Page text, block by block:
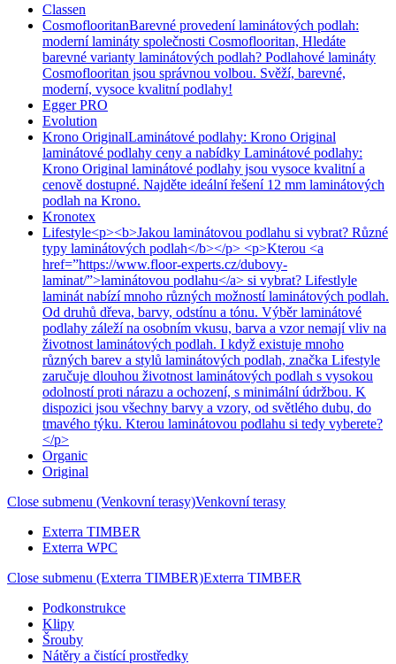
Classen
CosmoflooritanBarevné provedení laminátových podlah:
moderní lamináty společnosti Cosmoflooritan, Hledáte
barevné varianty laminátových podlah? Podlahové lamináty
Cosmoflooritan jsou správnou volbou. Svěží, barevné,
moderní, vysoce kvalitní podlahy!
Egger PRO
Evolution
Krono OriginalLaminátové podlahy: Krono Original
laminátové podlahy ceny a nabídky Laminátové podlahy:
Krono Original laminátové podlahy jsou vysoce kvalitní a
cenově dostupné. Najděte ideální řešení 12 mm laminátových
podlah na Krono.
Kronotex
Lifestyle<p><b>Jakou laminátovou podlahu si vybrat? Různé
typy laminátových podlah</b></p> <p>Kterou <a
href=”https://www.floor-experts.cz/dubovy-
laminat/”>laminátovou podlahu</a> si vybrat? Lifestlyle
laminát nabízí mnoho různých možností laminátových podlah.
Od druhů dřeva, barvy, odstínu a tónu. Výběr laminátové
podlahy záleží na osobním vkusu, barva a vzor nemají vliv na
životnost laminátových podlah. I když existuje mnoho
různých barev a stylů laminátových podlah, značka Lifestyle
zaručuje dlouhou životnost laminátových podlah s vysokou
odolností proti nárazu a ochození, s minimální údržbou. K
dispozici jsou všechny barvy a vzory, od světlého dubu, do
tmavého týku. Kterou laminátovou podlahu si tedy vyberete?
</p>
Organic
Original
Close submenu (Venkovní terasy)Venkovní terasy
Exterra TIMBER
Exterra WPC
Close submenu (Exterra TIMBER)Exterra TIMBER
Podkonstrukce
Klipy
Šrouby
Nátěry a čistící prostředky